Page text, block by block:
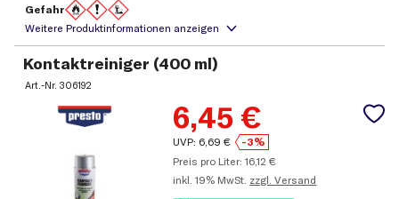
Gefahr
Kontaktreiniger (400 ml)
Art.-Nr.306192
6,45 €
UVP: 6,69 €
-3%
Preis pro Liter:16,12 €
inkl. 19% MwSt. zzgl. Versand